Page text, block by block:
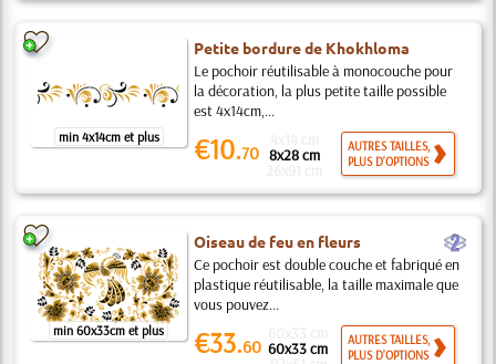
min 4x14cm et plus
Petite bordure de Khokhloma
Le pochoir réutilisable à monocouche pour
la décoration, la plus petite taille possible
est 4x14cm,...
€10.70 8x28 cm
AUTRES TAILLES,
PLUS D'OPTIONS
min 60x33cm et plus
Oiseau de feu en fleurs b
Ce pochoir est double couche et fabriqué en
plastique réutilisable, la taille maximale que
vous pouvez...
€33.60 60x33 cm
AUTRES TAILLES,
PLUS D'OPTIONS